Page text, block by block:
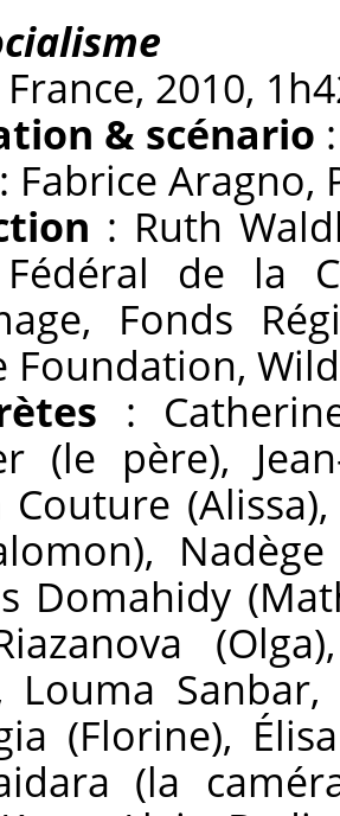
France, 2010,
& scénario
: Fabrice Aragno,
: Ruth
de la
Fonds
Foundation,
:
(le père),
Couture
Nadège
Domahidy
Louma
(Florine),
(la